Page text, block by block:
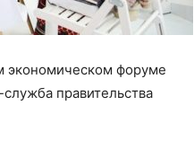
экономическом форуме
правительства